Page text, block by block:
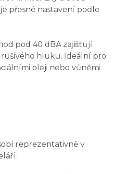
přesné nastavení podle
pod 40 dBA zajišťují
hluku. Ideální pro
oleji nebo vůněmi
reprezentativně v